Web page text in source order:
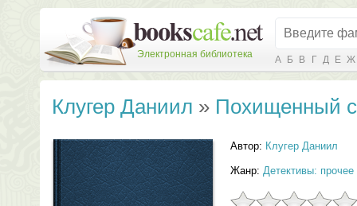
Электронная библиотека А Б В Г Д Е Ж
Клугер Даниил » Похищенный
Автор: Клугер Даниил
Жанр: Детективы: прочее